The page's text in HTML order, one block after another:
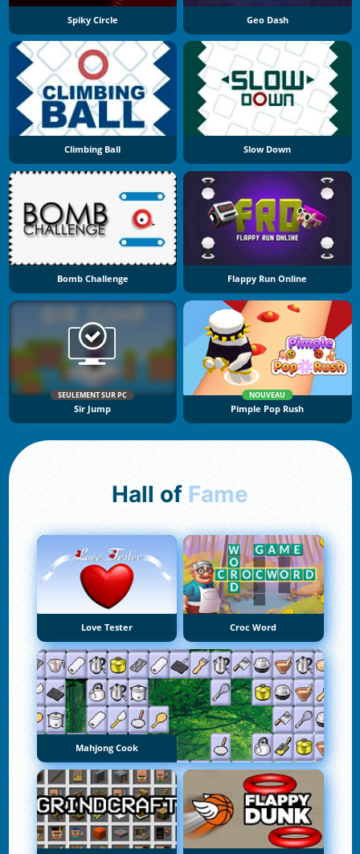
Spiky Circle Geo Dash
Climbing Ball Slow Down
Bomb Challenge Flappy Run Online
SEULEMENT SUR PC
Sir Jump
NOUVEAU
Pimple Pop Rush
Hall of Fame
Love Tester Croc Word
Mahjong Cook